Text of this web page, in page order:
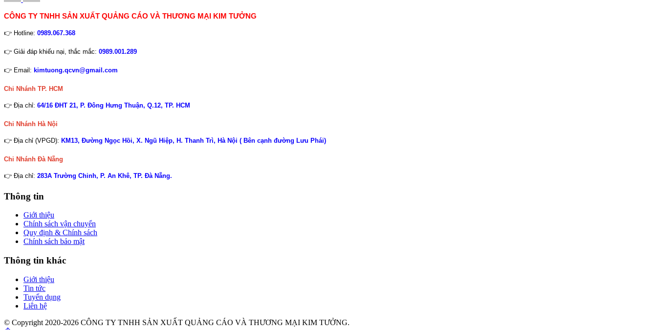
CÔNG TY TNHH SẢN XUẤT QUẢNG CÁO VÀ THƯƠNG MẠI KIM TƯỞNG
👉 Hotline: 0989.067.368
👉 Giải đáp khiếu nại, thắc mắc: 0989.001.289
👉 Email: kimtuong.qcvn@gmail.com
Chi Nhánh TP. HCM
👉 Địa chỉ: 64/16 ĐHT 21, P. Đông Hưng Thuận, Q.12, TP. HCM
Chi Nhánh Hà Nội
👉 Địa chỉ (VPGD): KM13, Đường Ngọc Hồi, X. Ngũ Hiệp, H. Thanh Trì, Hà Nội ( Bên cạnh đường Lưu Phái)
Chi Nhánh Đà Nẵng
👉 Địa chỉ: 283A Trường Chinh, P. An Khê, TP. Đà Nẵng.
Thông tin
Giới thiệu
Chính sách vận chuyển
Quy định & Chính sách
Chính sách bảo mật
Thông tin khác
Giới thiệu
Tin tức
Tuyển dụng
Liên hệ
© Copyright 2020-2026 CÔNG TY TNHH SẢN XUẤT QUẢNG CÁO VÀ THƯƠNG MẠI KIM TƯỞNG.